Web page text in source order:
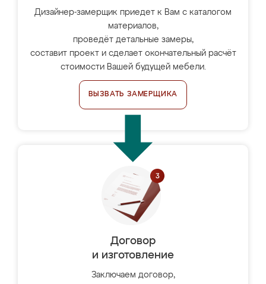
Дизайнер-замерщик приедет к Вам с каталогом
материалов,
проведёт детальные замеры,
составит проект и сделает окончательный расчёт
стоимости Вашей будущей мебели.
ВЫЗВАТЬ ЗАМЕРЩИКА
Договор
и изготовление
Заключаем договор,